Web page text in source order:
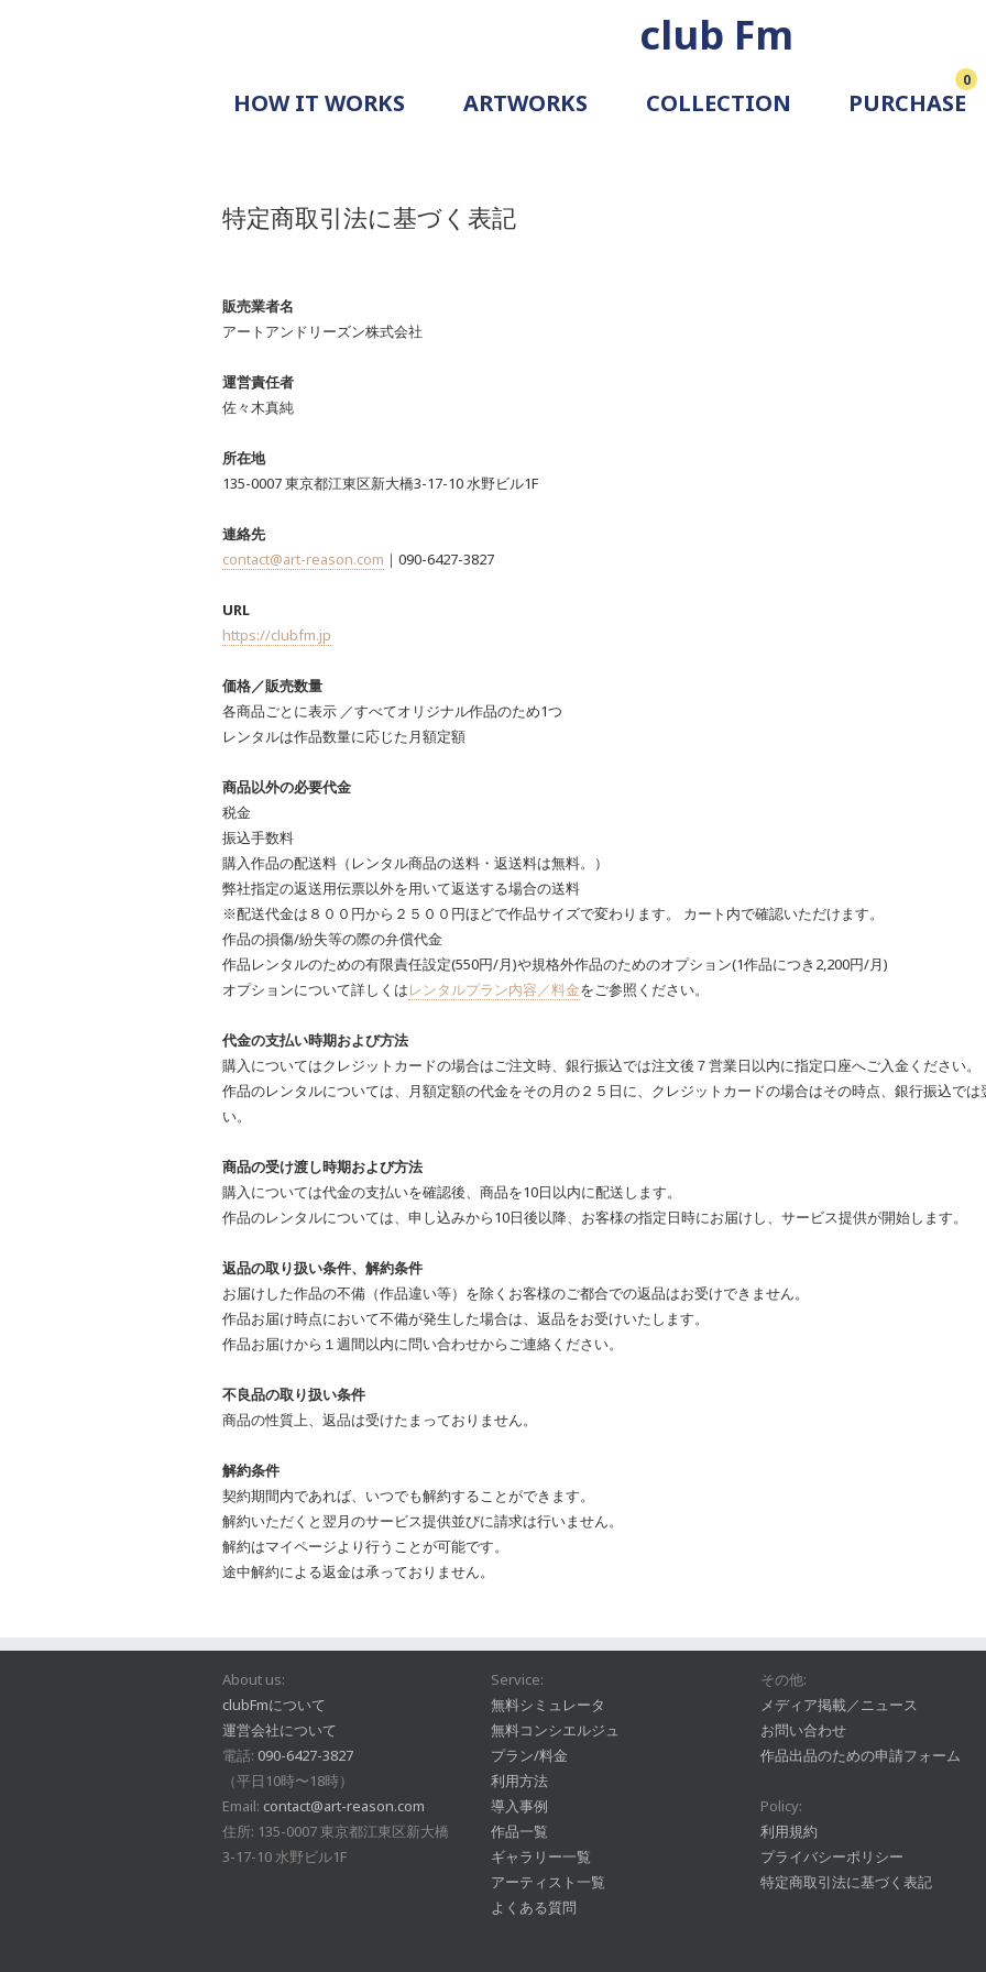
club Fm
HOW IT WORKS
PRICING
DOCUMENT
REQUEST
ARTWORKS
GALLERY
COLLECTION
PURCHASE
0
特定商取引法に基づく表記
販売業者名
アートアンドリーズン株式会社
運営責任者
佐々木真純
所在地
135-0007 東京都江東区新大橋3-17-10 水野ビル1F
連絡先
contact@art-reason.com ｜090-6427-3827
URL
https://clubfm.jp
価格／販売数量
各商品ごとに表示 ／すべてオリジナル作品のため1つ
レンタルは作品数量に応じた月額定額
商品以外の必要代金
税金
振込手数料
購入作品の配送料（レンタル商品の送料・返送料は無料。）
弊社指定の返送用伝票以外を用いて返送する場合の送料
※配送代金は８００円から２５００円ほどで作品サイズで変わります。 カート内で確認いただけます。
作品の損傷/紛失等の際の弁償代金
作品レンタルのための有限責任設定(550円/月)や規格外作品のためのオプション(1作品につき2,200円/月)
オプションについて詳しくはレンタルプラン内容／料金をご参照ください。
代金の支払い時期および方法
購入についてはクレジットカードの場合はご注文時、銀行振込では注文後７営業日以内に指定口座へご入金ください。
作品のレンタルについては、月額定額の代金をその月の２５日に、クレジットカードの場合はその時点、銀行振込で
い。
商品の受け渡し時期および方法
購入については代金の支払いを確認後、商品を10日以内に配送します。
作品のレンタルについては、申し込みから10日後以降、お客様の指定日時にお届けし、サービス提供が開始します。
返品の取り扱い条件、解約条件
お届けした作品の不備（作品違い等）を除くお客様のご都合での返品はお受けできません。
作品お届け時点において不備が発生した場合は、返品をお受けいたします。
作品お届けから１週間以内に問い合わせからご連絡ください。
不良品の取り扱い条件
商品の性質上、返品は受けたまっておりません。
解約条件
契約期間内であれば、いつでも解約することができます。
解約いただくと翌月のサービス提供並びに請求は行いません。
解約はマイページより行うことが可能です。
途中解約による返金は承っておりません。
About us:
clubFmについて
運営会社について
電話: 090-6427-3827
（平日10時〜18時）
Email: contact@art-reason.com
住所: 135-0007 東京都江東区新大橋
3-17-10 水野ビル1F
Service:
無料シミュレータ
無料コンシエルジュ
プラン/料金
利用方法
導入事例
作品一覧
ギャラリー一覧
アーティスト一覧
よくある質問
その他:
メディア掲載／ニュース
お問い合わせ
作品出品のための申請フォーム
Policy:
利用規約
プライバシーポリシー
特定商取引法に基づく表記